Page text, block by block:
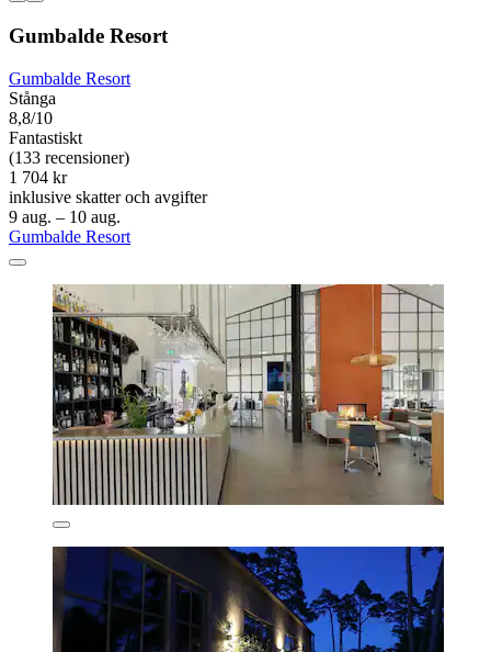
Gumbalde Resort
Gumbalde Resort
Stånga
8,8/10
Fantastiskt
(133 recensioner)
1 704 kr
inklusive skatter och avgifter
9 aug. – 10 aug.
Gumbalde Resort